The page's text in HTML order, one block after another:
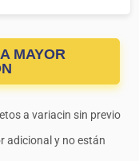
MAYOR
a variacin sin previo
adicional y no están